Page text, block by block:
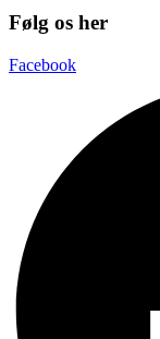
DKK 715.000
Ikke inkluderet
Følg os her
Facebook